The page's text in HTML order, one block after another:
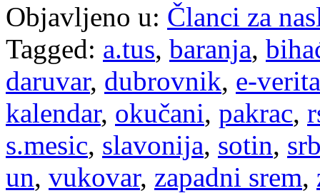
Objavljeno u: Članci za
Tagged: a.tus, baranja,
daruvar, dubrovnik, e-
kalendar, okučani, pakrac,
s.mesic, slavonija, sotin,
un, vukovar, zapadni srem,